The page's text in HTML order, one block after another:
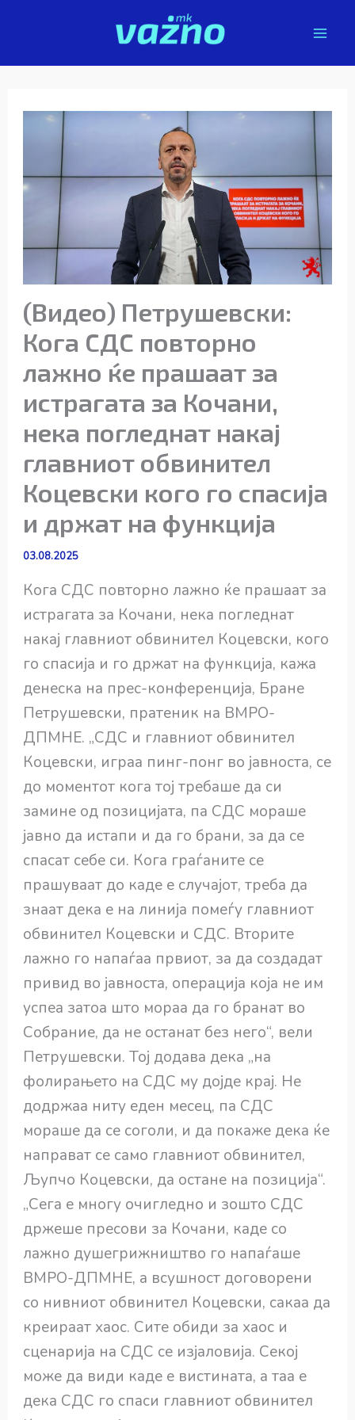
(Видео) Петрушевски:
Кога СДС повторно
лажно ќе прашаат за
истрагата за Кочани,
нека погледнат накај
главниот обвинител
Коцевски кого го спасија
и држат на функција
03.08.2025
Кога СДС повторно лажно ќе прашаат за
истрагата за Кочани, нека погледнат
накај главниот обвинител Коцевски, кого
го спасија и го држат на функција, кажа
денеска на прес-конференција, Бране
Петрушевски, пратеник на ВМРО-
ДПМНЕ. „СДС и главниот обвинител
Коцевски, играа пинг-понг во јавноста, се
до моментот кога тој требаше да си
замине од позицијата, па СДС мораше
јавно да истапи и да го брани, за да се
спасат себе си. Кога граѓаните се
прашуваат до каде е случајот, треба да
знаат дека е на линија помеѓу главниот
обвинител Коцевски и СДС. Вторите
лажно го напаѓаа првиот, за да создадат
привид во јавноста, операција која не им
успеа затоа што мораа да го бранат во
Собрание, да не останат без него“, вели
Петрушевски. Тој додава дека „на
фолирањето на СДС му дојде крај. Не
додржаа ниту еден месец, па СДС
мораше да се соголи, и да покаже дека ќе
направат се само главниот обвинител,
Љупчо Коцевски, да остане на позиција“.
„Сега е многу очигледно и зошто СДС
држеше пресови за Кочани, каде со
лажно душегрижништво го напаѓаше
ВМРО-ДПМНЕ, а всушност договорени
со нивниот обвинител Коцевски, сакаа да
креираат хаос. Сите обиди за хаос и
сценарија на СДС се изјаловија. Секој
може да види каде е вистината, а таа е
дека СДС го спаси главниот обвинител